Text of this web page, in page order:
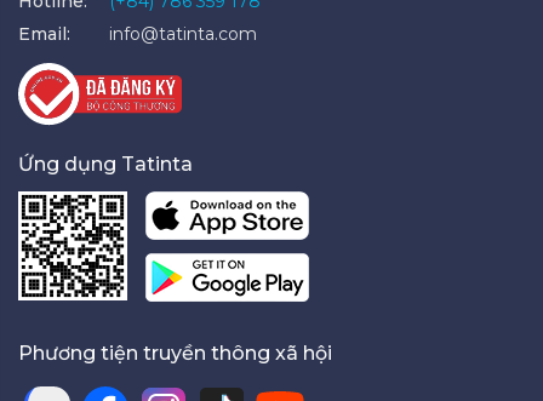
Email:
info@tatinta.com
Ứng dụng Tatinta
Phương tiện truyền thông xã hội